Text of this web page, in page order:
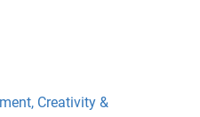
Creativity &